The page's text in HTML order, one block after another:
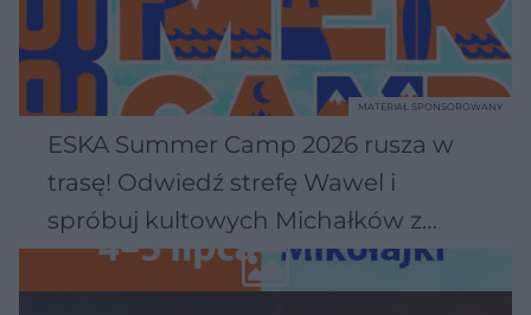
ESKA Summer Camp 2026 rusza w
trasę! Odwiedź strefę Wawel i
spróbuj kultowych Michałków z
Wawelu
MATERIAŁ SPONSOROWANY